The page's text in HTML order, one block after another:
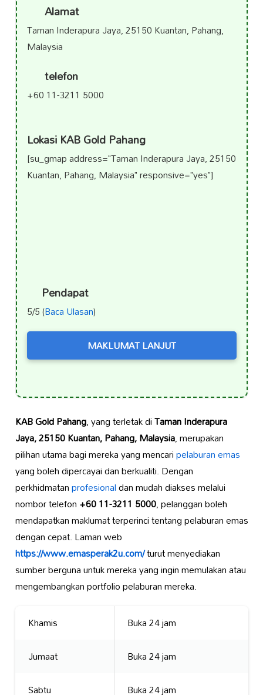
Alamat
Taman Inderapura Jaya, 25150 Kuantan, Pahang,
Malaysia
telefon
+60 11-3211 5000
Lokasi KAB Gold Pahang
[su_gmap address="Taman Inderapura Jaya, 25150
Kuantan, Pahang, Malaysia" responsive="yes"]
Pendapat
5/5 (Baca Ulasan)
MAKLUMAT LANJUT
KAB Gold Pahang, yang terletak diTaman Inderapura
Jaya, 25150 Kuantan, Pahang, Malaysia, merupakan
pilihan utama bagi mereka yang mencaripelaburan emas
yang boleh dipercayai dan berkualiti. Dengan
perkhidmatanprofesionaldan mudah diakses melalui
nombor telefon+60 11-3211 5000, pelanggan boleh
mendapatkan maklumat terperinci tentang pelaburan emas
dengan cepat. Laman web
https://www.emasperak2u.com/turut menyediakan
sumber berguna untuk mereka yang ingin memulakan atau
mengembangkan portfolio pelaburan mereka.
Khamis
Buka 24 jam
Jumaat
Buka 24 jam
Sabtu
Buka 24 jam